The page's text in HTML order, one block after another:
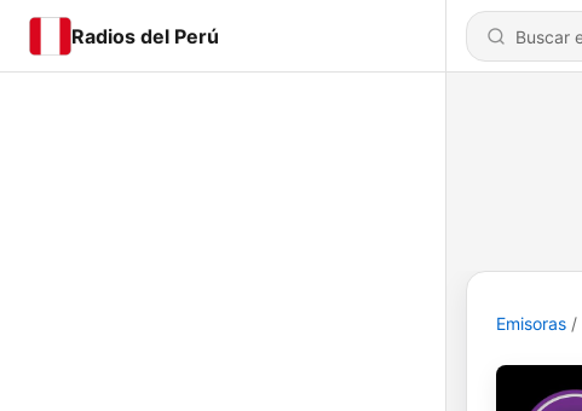
Radios del Perú
Emisoras